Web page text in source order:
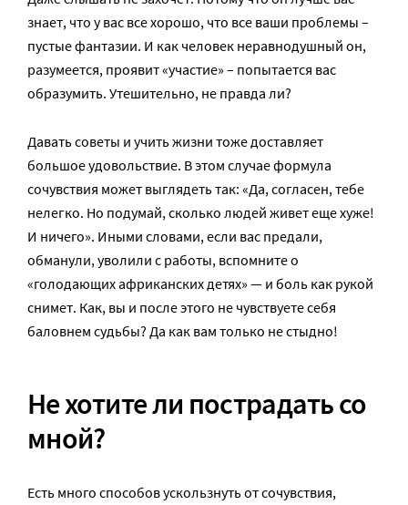
знает, что у вас все хорошо, что все ваши проблемы –
пустые фантазии. И как человек неравнодушный он,
разумеется, проявит «участие» – попытается вас
образумить. Утешительно, не правда ли?
Давать советы и учить жизни тоже доставляет
большое удовольствие. В этом случае формула
сочувствия может выглядеть так: «Да, согласен, тебе
нелегко. Но подумай, сколько людей живет еще хуже!
И ничего». Иными словами, если вас предали,
обманули, уволили с работы, вспомните о
«голодающих африканских детях» — и боль как рукой
снимет. Как, вы и после этого не чувствуете себя
баловнем судьбы? Да как вам только не стыдно!
Не хотите ли пострадать со
мной?
Есть много способов ускользнуть от сочувствия,